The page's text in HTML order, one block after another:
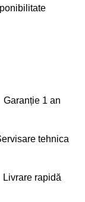
Garanție 1 an
tehnica
Livrare rapidă